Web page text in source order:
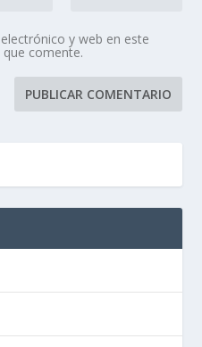
y web en este
comente.